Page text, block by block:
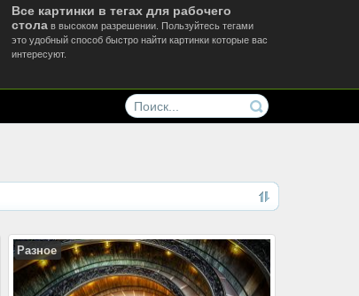
Все картинки в тегах для рабочего
стола в высоком разрешении. Пользуйтесь тегами
это удобный способ быстро найти картинки которые вас
интересуют.
Разное